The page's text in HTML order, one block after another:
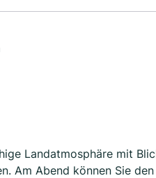
Landatmosphäre mit
Am Abend können Sie